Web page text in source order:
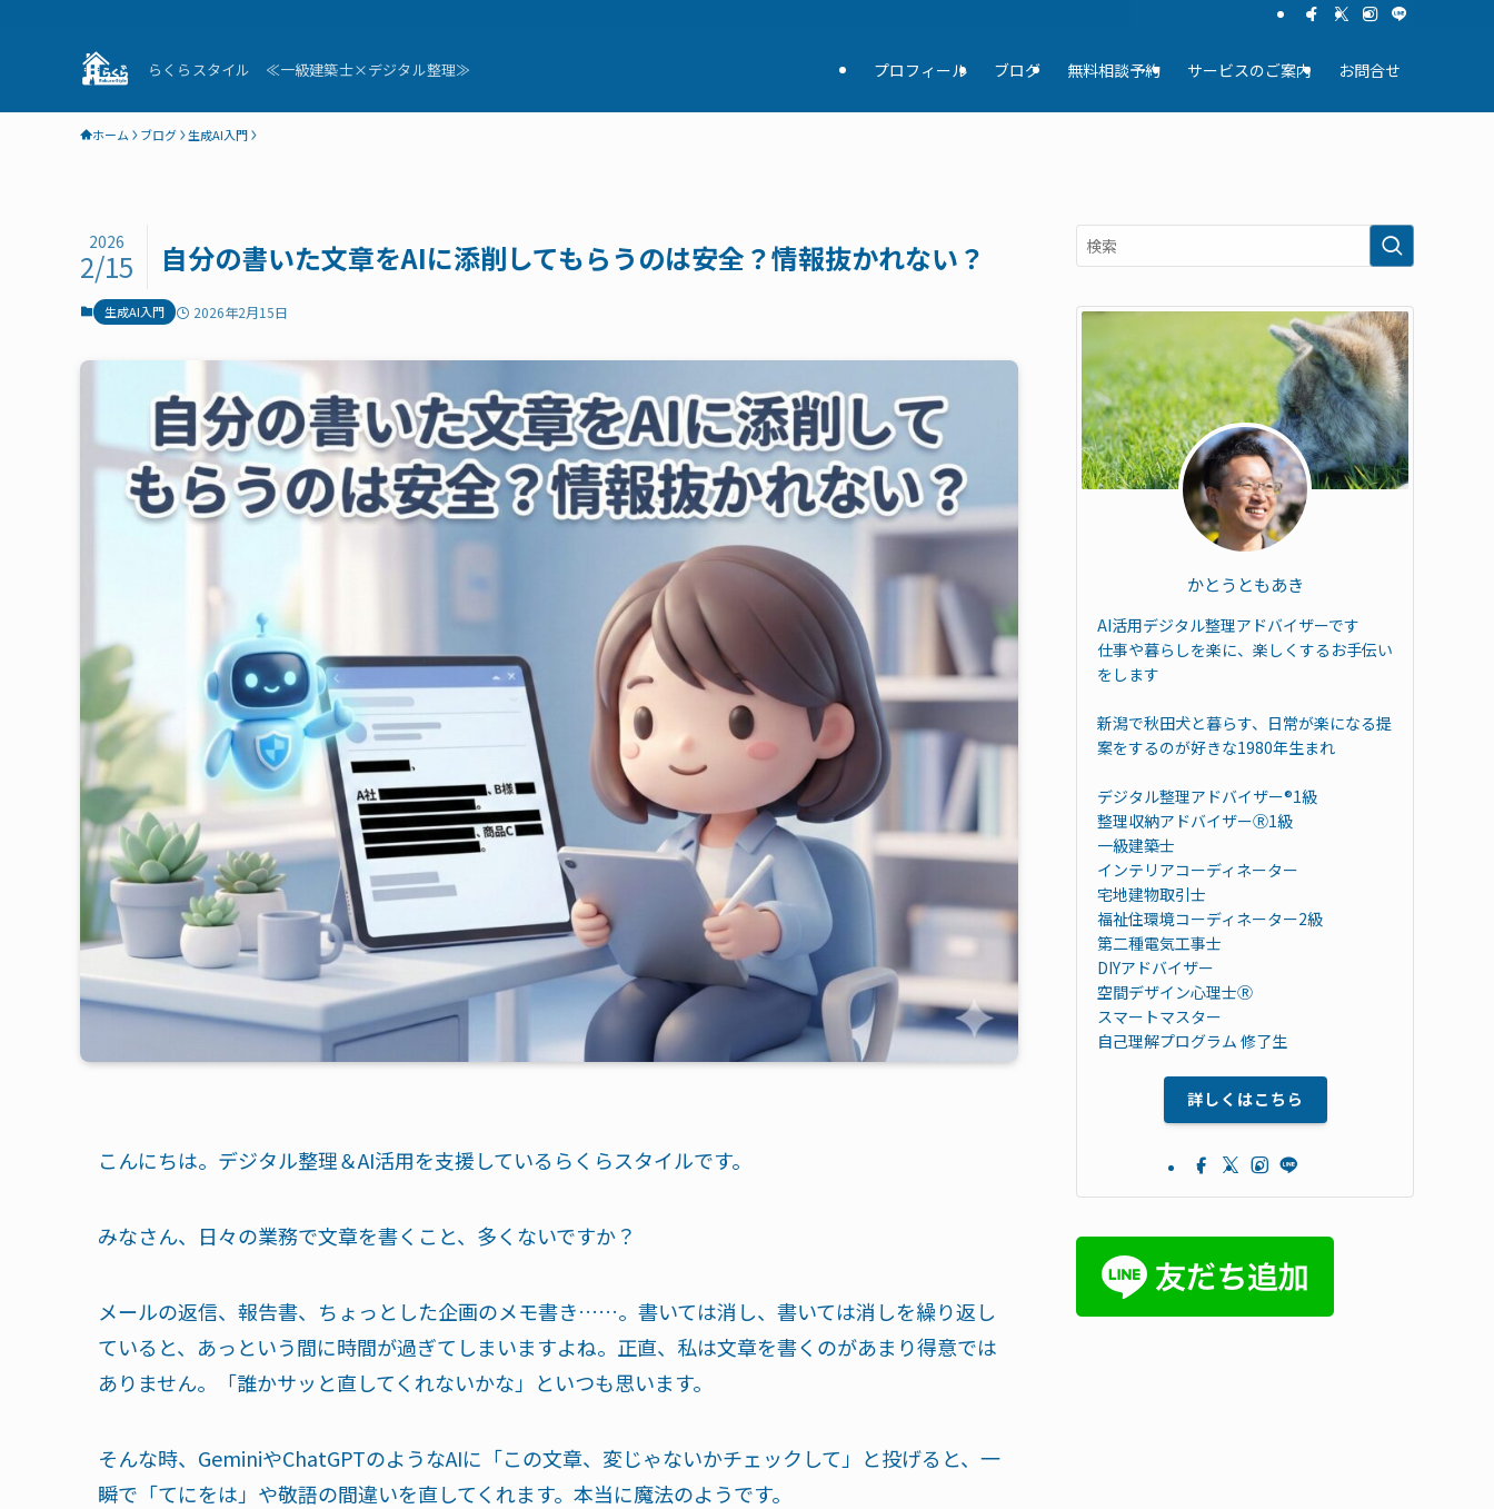
らくらスタイル ≪一級建築士×デジタル整理≫ プロフィール ブログ 無料相談予約 サービスのご案内 お問合せ
ホーム ブログ 生成AI入門
自分の書いた文章をAIに添削してもらうのは安全？情報抜かれない？
2026
2/15
生成AI入門 2026年2月15日
こんにちは。デジタル整理＆AI活用を支援しているらくらスタイルです。
みなさん、日々の業務で文章を書くこと、多くないですか？
メールの返信、報告書、ちょっとした企画のメモ書き……。書いては消し、書いては消しを繰り返し
ていると、あっという間に時間が過ぎてしまいますよね。正直、私は文章を書くのがあまり得意では
ありません。「誰かサッと直してくれないかな」といつも思います。
そんな時、GeminiやChatGPTのようなAIに「この文章、変じゃないかチェックして」と投げると、一
瞬で「てにをは」や敬語の間違いを直してくれます。本当に魔法のようです。
かとうともあき
AI活用デジタル整理アドバイザーです
仕事や暮らしを楽に、楽しくするお手伝い
をします
新潟で秋田犬と暮らす、日常が楽になる提
案をするのが好きな1980年生まれ
デジタル整理アドバイザー®︎1級
整理収納アドバイザーⓇ1級
一級建築士
インテリアコーディネーター
宅地建物取引士
福祉住環境コーディネーター2級
第二種電気工事士
DIYアドバイザー
空間デザイン心理士Ⓡ
スマートマスター
自己理解プログラム 修了生
詳しくはこちら